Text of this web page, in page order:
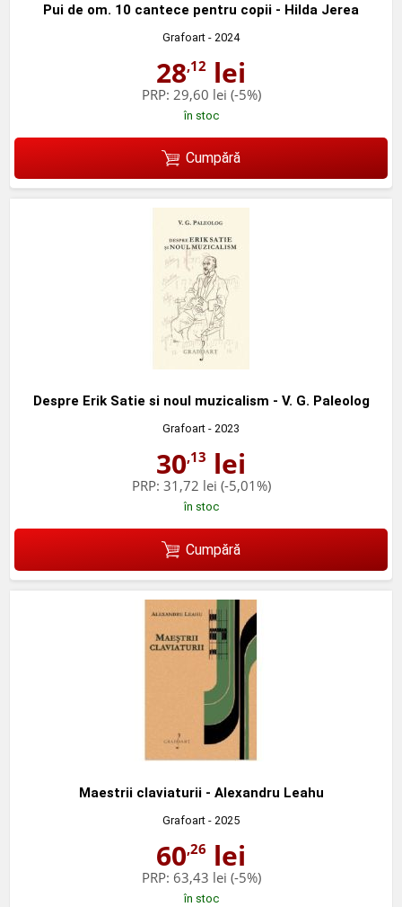
Pui de om. 10 cantece pentru copii - Hilda Jerea
Grafoart - 2024
28,12 lei
PRP: 29,60 lei (-5%)
în stoc
Cumpără
Despre Erik Satie si noul muzicalism - V. G. Paleolog
Grafoart - 2023
30,13 lei
PRP: 31,72 lei (-5,01%)
în stoc
Cumpără
Maestrii claviaturii - Alexandru Leahu
Grafoart - 2025
60,26 lei
PRP: 63,43 lei (-5%)
în stoc